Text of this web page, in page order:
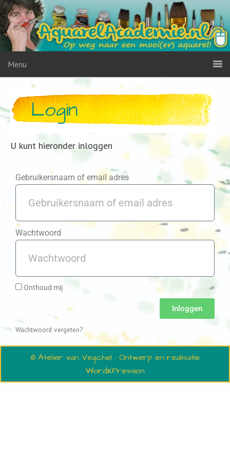
Menu
Login
U kunt hieronder inloggen
Gebruikersnaam of email adres
Wachtwoord
Onthoud mij
Inloggen
Wachtwoord vergeten?
© Atelier van Vegchel · Ontwerp en realisatie
WordXPression